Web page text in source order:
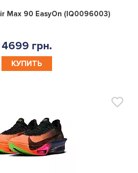
0
Max 90 EasyOn (IQ0096003)
4699 грн.
КУПИТЬ